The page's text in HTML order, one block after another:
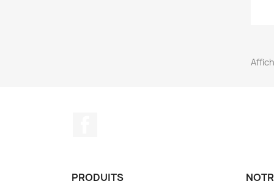
PRODUITS